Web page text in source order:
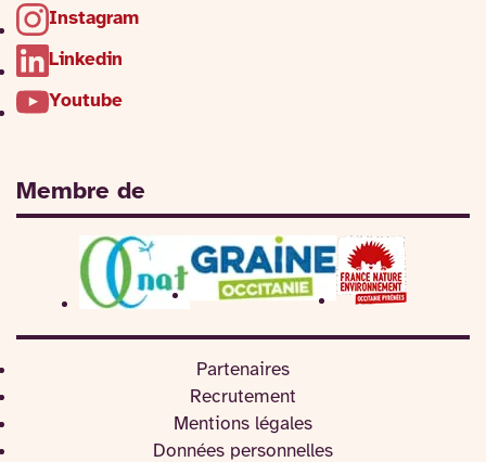
Instagram
Linkedin
Youtube
Membre de
Partenaires
Recrutement
Mentions légales
Données personnelles